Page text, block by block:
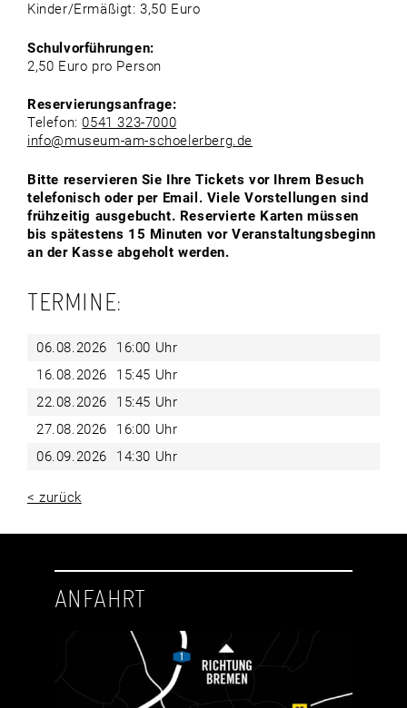
Kinder/Ermäßigt: 3,50 Euro
Schulvorführungen:
2,50 Euro pro Person
Reservierungsanfrage:
Telefon:0541 323-7000
info@museum-am-schoelerberg.de
Bitte reservieren Sie Ihre Tickets vor Ihrem Besuch
telefonisch oder per Email. Viele Vorstellungen sind
frühzeitig ausgebucht. Reservierte Karten müssen
bis spätestens 15 Minuten vor Veranstaltungsbeginn
an der Kasse abgeholt werden.
TERMINE:
06.08.2026
16:00 Uhr
16.08.2026
15:45 Uhr
22.08.2026
15:45 Uhr
27.08.2026
16:00 Uhr
06.09.2026
14:30 Uhr
< zurück
ANFAHRT